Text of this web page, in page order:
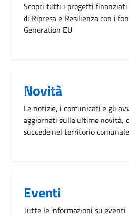
Scopri tutti i progetti finanziati
di Ripresa e Resilienza con i
Generation EU
Novità
Le notizie, i comunicati e gli
aggiornati sulle ultime novità,
succede nel territorio
Eventi
Tutte le informazioni su eventi